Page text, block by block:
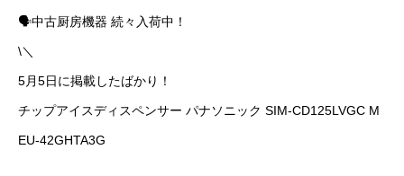
🗣中古厨房機器 続々入荷中！
\＼
5月5日に掲載したばかり！
チップアイスディスペンサー パナソニック SIM-CD125LVGC M
EU-42GHTA3G